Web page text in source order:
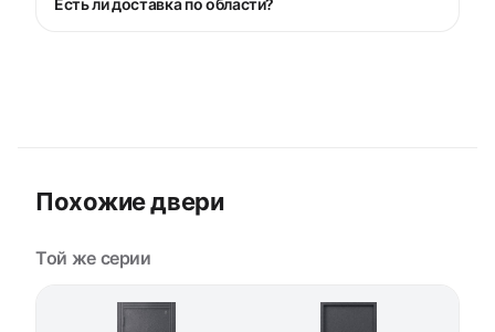
Похожие двери
Той же серии